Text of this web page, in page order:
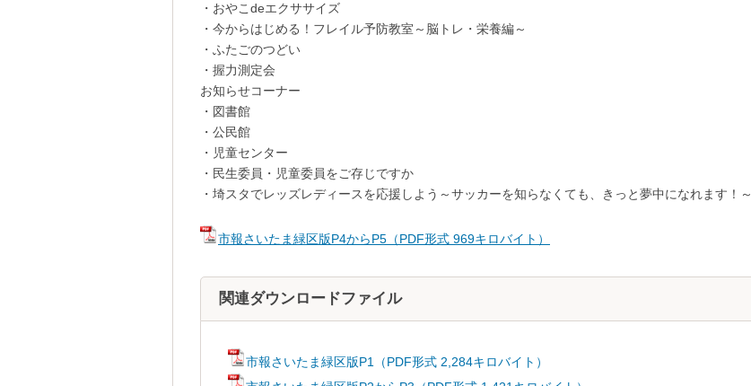
・おやこdeエクササイズ
・今からはじめる！フレイル予防教室～脳トレ・栄養編～
・ふたごのつどい
・握力測定会
お知らせコーナー
・図書館
・公民館
・児童センター
・民生委員・児童委員をご存じですか
・埼スタでレッズレディースを応援しよう～サッカーを知らなくても、きっと夢中になれます！～
市報さいたま緑区版P4からP5（PDF形式 969キロバイト）
関連ダウンロードファイル
市報さいたま緑区版P1（PDF形式 2,284キロバイト）